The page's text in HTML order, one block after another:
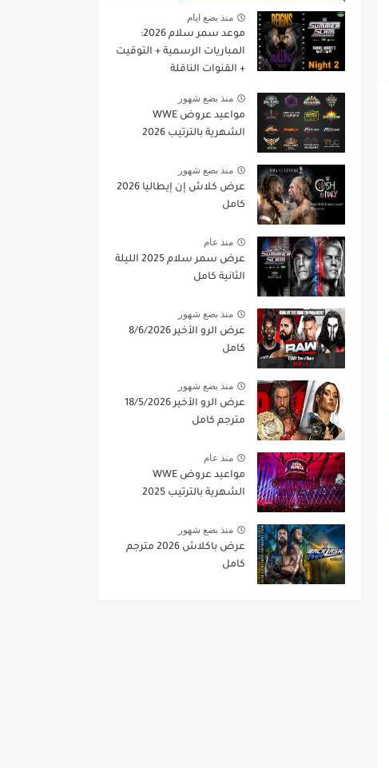
منذ بضع ايام
موعد سمر سلام 2026:
المباريات الرسمية + التوقيت
+ القنوات الناقلة
منذ بضع شهور
مواعيد عروض WWE
الشهرية بالترتيب 2026
منذ بضع شهور
عرض كلاش إن إيطاليا 2026
كامل
منذ عام
عرض سمر سلام 2025 الليلة
الثانية كامل
منذ بضع شهور
عرض الرو الأخير 8/6/2026
كامل
منذ بضع شهور
عرض الرو الأخير 18/5/2026
مترجم كامل
منذ عام
مواعيد عروض WWE
الشهرية بالترتيب 2025
منذ بضع شهور
عرض باكلاش 2026 مترجم
كامل